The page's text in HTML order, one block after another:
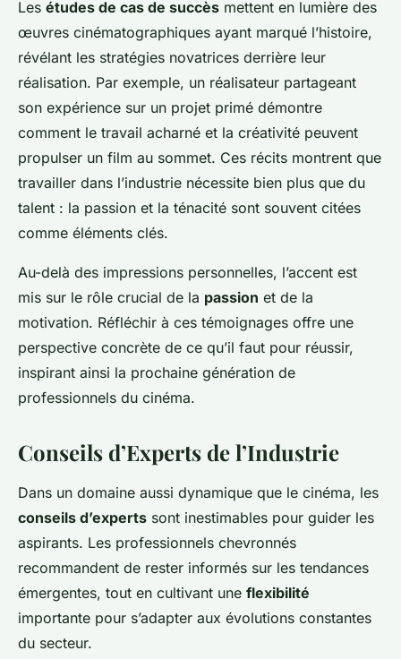
Les études de cas de succès mettent en lumière des
œuvres cinématographiques ayant marqué l’histoire,
révélant les stratégies novatrices derrière leur
réalisation. Par exemple, un réalisateur partageant
son expérience sur un projet primé démontre
comment le travail acharné et la créativité peuvent
propulser un film au sommet. Ces récits montrent que
travailler dans l’industrie nécessite bien plus que du
talent : la passion et la ténacité sont souvent citées
comme éléments clés.
Au-delà des impressions personnelles, l’accent est
mis sur le rôle crucial de la passion et de la
motivation. Réfléchir à ces témoignages offre une
perspective concrète de ce qu’il faut pour réussir,
inspirant ainsi la prochaine génération de
professionnels du cinéma.
Conseils d’Experts de l’Industrie
Dans un domaine aussi dynamique que le cinéma, les
conseils d’experts sont inestimables pour guider les
aspirants. Les professionnels chevronnés
recommandent de rester informés sur les tendances
émergentes, tout en cultivant une flexibilité
importante pour s’adapter aux évolutions constantes
du secteur.